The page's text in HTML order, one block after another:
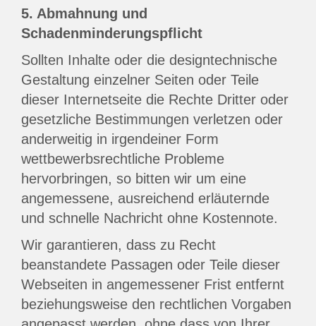
5. Abmahnung und
Schadenminderungspflicht
Sollten Inhalte oder die designtechnische
Gestaltung einzelner Seiten oder Teile
dieser Internetseite die Rechte Dritter oder
gesetzliche Bestimmungen verletzen oder
anderweitig in irgendeiner Form
wettbewerbsrechtliche Probleme
hervorbringen, so bitten wir um eine
angemessene, ausreichend erläuternde
und schnelle Nachricht ohne Kostennote.
Wir garantieren, dass zu Recht
beanstandete Passagen oder Teile dieser
Webseiten in angemessener Frist entfernt
beziehungsweise den rechtlichen Vorgaben